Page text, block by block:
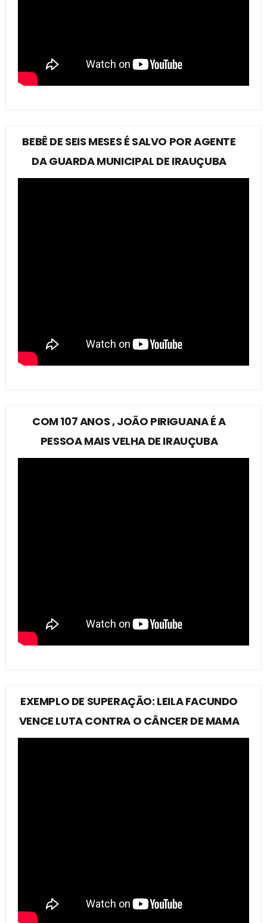
BEBÊ DE SEIS MESES É SALVO POR AGENTE
DA GUARDA MUNICIPAL DE IRAUÇUBA
COM 107 ANOS , JOÃO PIRIGUANA É A
PESSOA MAIS VELHA DE IRAUÇUBA
EXEMPLO DE SUPERAÇÃO: LEILA FACUNDO
VENCE LUTA CONTRA O CÂNCER DE MAMA